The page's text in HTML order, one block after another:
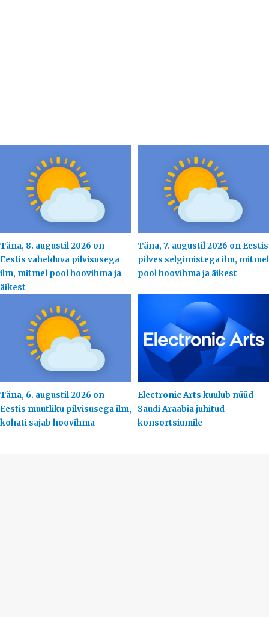
Täna, 8. augustil 2026 on
Eestis vahelduva pilvisusega
ilm, mitmel pool hoovihma ja
äikest
Täna, 7. augustil 2026 on Eestis
pilves selgimistega ilm, mitmel
pool hoovihma ja äikest
Täna, 6. augustil 2026 on
Eestis muutliku pilvisusega ilm,
kohati sajab hoovihma
Electronic Arts kuulub nüüd
Saudi Araabia juhitud
konsortsiumile